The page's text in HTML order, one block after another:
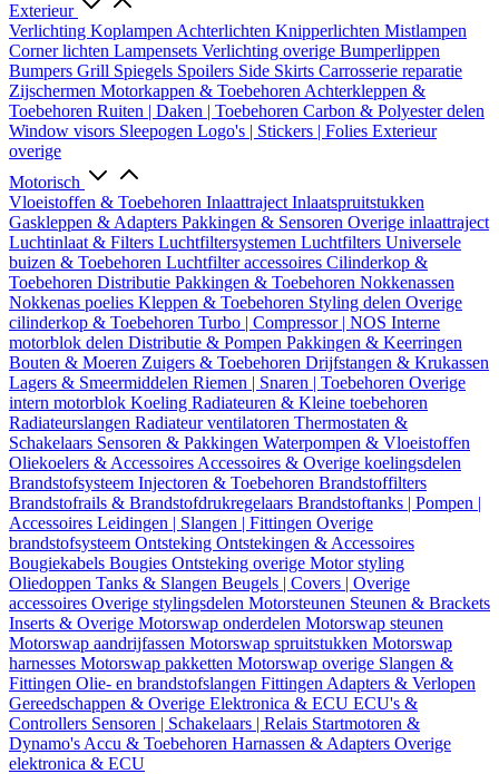
Exterieur
Verlichting Koplampen Achterlichten Knipperlichten Mistlampen
Corner lichten Lampensets Verlichting overige Bumperlippen
Bumpers Grill Spiegels Spoilers Side Skirts Carrosserie reparatie
Zijschermen Motorkappen & Toebehoren Achterkleppen &
Toebehoren Ruiten | Daken | Toebehoren Carbon & Polyester delen
Window visors Sleepogen Logo's | Stickers | Folies Exterieur
overige
Motorisch
Vloeistoffen & Toebehoren Inlaattraject Inlaatspruitstukken
Gaskleppen & Adapters Pakkingen & Sensoren Overige inlaattraject
Luchtinlaat & Filters Luchtfiltersystemen Luchtfilters Universele
buizen & Toebehoren Luchtfilter accessoires Cilinderkop &
Toebehoren Distributie Pakkingen & Toebehoren Nokkenassen
Nokkenas poelies Kleppen & Toebehoren Styling delen Overige
cilinderkop & Toebehoren Turbo | Compressor | NOS Interne
motorblok delen Distributie & Pompen Pakkingen & Keerringen
Bouten & Moeren Zuigers & Toebehoren Drijfstangen & Krukassen
Lagers & Smeermiddelen Riemen | Snaren | Toebehoren Overige
intern motorblok Koeling Radiateuren & Kleine toebehoren
Radiateurslangen Radiateur ventilatoren Thermostaten &
Schakelaars Sensoren & Pakkingen Waterpompen & Vloeistoffen
Oliekoelers & Accessoires Accessoires & Overige koelingsdelen
Brandstofsysteem Injectoren & Toebehoren Brandstoffilters
Brandstofrails & Brandstofdrukregelaars Brandstoftanks | Pompen |
Accessoires Leidingen | Slangen | Fittingen Overige
brandstofsysteem Ontsteking Ontstekingen & Accessoires
Bougiekabels Bougies Ontsteking overige Motor styling
Oliedoppen Tanks & Slangen Beugels | Covers | Overige
accessoires Overige stylingsdelen Motorsteunen Steunen & Brackets
Inserts & Overige Motorswap onderdelen Motorswap steunen
Motorswap aandrijfassen Motorswap spruitstukken Motorswap
harnesses Motorswap pakketten Motorswap overige Slangen &
Fittingen Olie- en brandstofslangen Fittingen Adapters & Verlopen
Gereedschappen & Overige Elektronica & ECU ECU's &
Controllers Sensoren | Schakelaars | Relais Startmotoren &
Dynamo's Accu & Toebehoren Harnassen & Adapters Overige
elektronica & ECU